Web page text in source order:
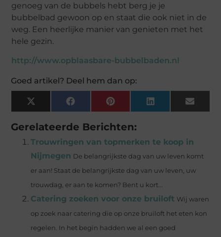
genoeg van de bubbels hebt berg je je
bubbelbad gewoon op en staat die ook niet in de
weg. Een heerlijke manier van genieten met het
hele gezin.
http://www.opblaasbare-bubbelbaden.nl
Goed artikel? Deel hem dan op:
X
(Twitter)
FacebookPinterestLinkedIn Email
Gerelateerde Berichten:
Trouwringen van topmerken te koop in
Nijmegen De belangrijkste dag van uw leven komt
er aan! Staat de belangrijkste dag van uw leven, uw
trouwdag, er aan te komen? Bent u kort...
Catering zoeken voor onze bruiloft Wij waren
op zoek naar catering die op onze bruiloft het eten kon
regelen. In het begin hadden we al een goed